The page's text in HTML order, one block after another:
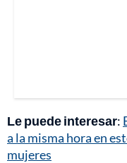
Le puede interesar:
a la misma hora en
mujeres